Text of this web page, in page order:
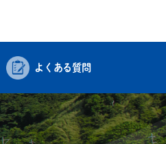
よくある質問